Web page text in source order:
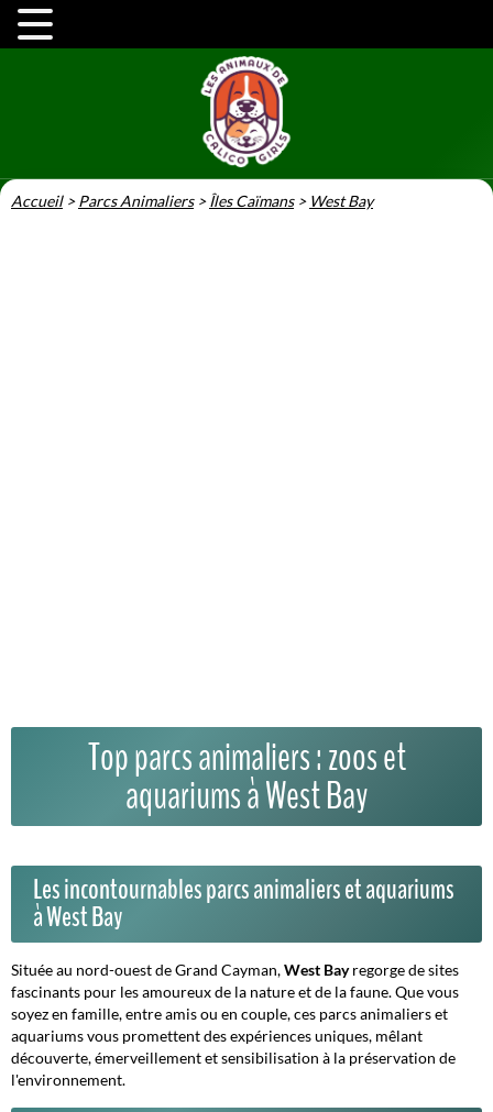
Accueil>Parcs Animaliers>Îles Caïmans> West Bay
Top parcs animaliers : zoos et
aquariums à West Bay
Les incontournables parcs animaliers et aquariums
à West Bay
Située au nord-ouest de Grand Cayman,West Bayregorge de sites
fascinants pour les amoureux de la nature et de la faune. Que vous
soyez en famille, entre amis ou en couple, ces parcs animaliers et
aquariums vous promettent des expériences uniques, mêlant
découverte, émerveillement et sensibilisation à la préservation de
l'environnement.